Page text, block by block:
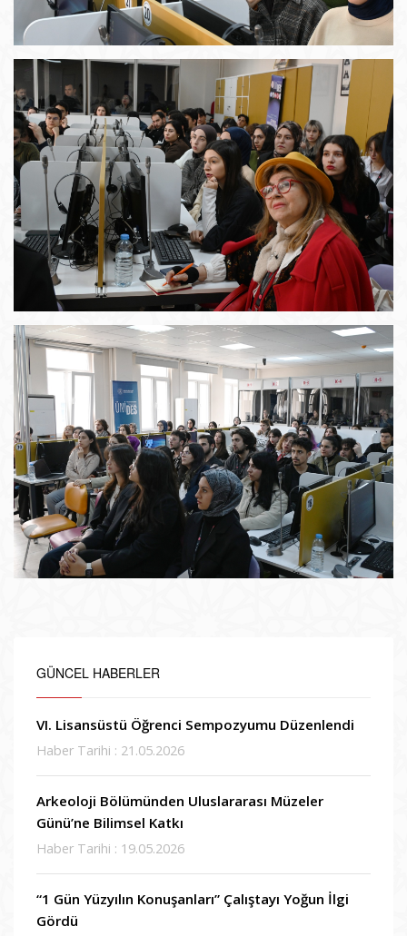
GÜNCEL HABERLER
VI. Lisansüstü Öğrenci Sempozyumu Düzenlendi
Haber Tarihi : 21.05.2026
Arkeoloji Bölümünden Uluslararası Müzeler
Günü’ne Bilimsel Katkı
Haber Tarihi : 19.05.2026
“1 Gün Yüzyılın Konuşanları” Çalıştayı Yoğun İlgi
Gördü